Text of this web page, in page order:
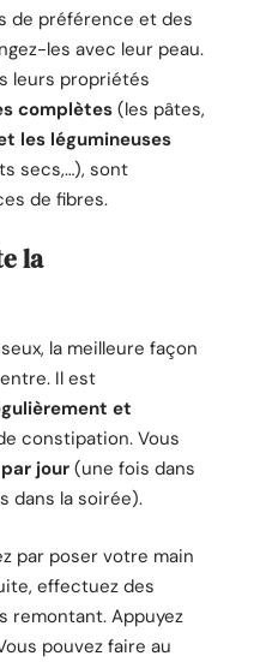
de préférence et des
les avec leur peau.
leurs propriétés
complètes (les pâtes,
les légumineuses
secs,…), sont
de fibres.
la
la meilleure façon
Il est
et
constipation. Vous
jour (une fois dans
dans la soirée).
par poser votre main
effectuez des
remontant. Appuyez
pouvez faire au